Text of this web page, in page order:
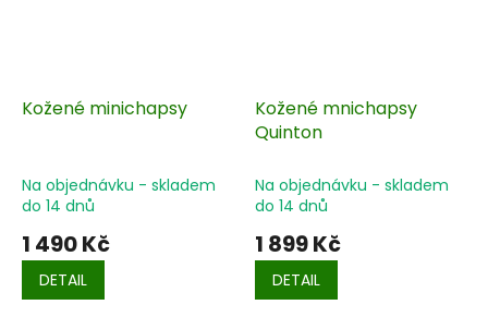
Kožené minichapsy
Na objednávku - skladem
do 14 dnů
1 490 Kč
DETAIL
Kožené mnichapsy
Quinton
Na objednávku - skladem
do 14 dnů
1 899 Kč
DETAIL